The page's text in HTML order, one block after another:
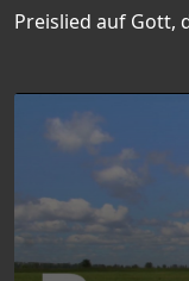
Preislied auf Gott,